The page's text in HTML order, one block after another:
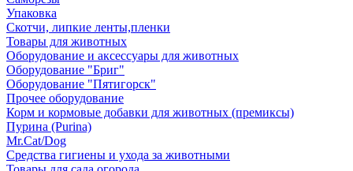
Упаковка
Скотчи, липкие ленты,пленки
Товары для животных
Оборудование и аксессуары для животных
Оборудование "Бриг"
Оборудование "Пятигорск"
Прочее оборудование
Корм и кормовые добавки для животных (премиксы)
Пурина (Purina)
Mr.Cat/Dog
Средства гигиены и ухода за животными